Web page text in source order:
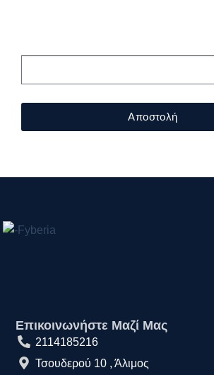
Αποστολή
Επικοινωνήστε Μαζί Μας
2114185216
Τσουδερού 10 , Άλιμος